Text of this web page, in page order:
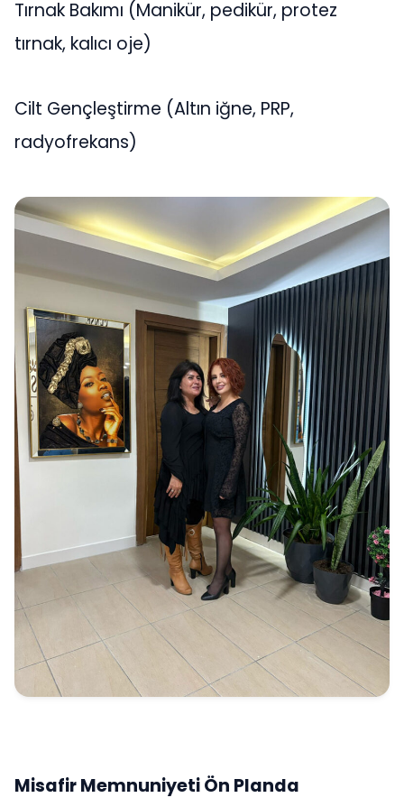
Tırnak Bakımı (Manikür, pedikür, protez
tırnak, kalıcı oje)
Cilt Gençleştirme (Altın iğne, PRP,
radyofrekans)
Misafir Memnuniyeti Ön Planda